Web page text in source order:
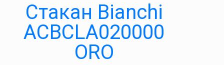
Стакан Bianchi
ACBCLA020000
ORO